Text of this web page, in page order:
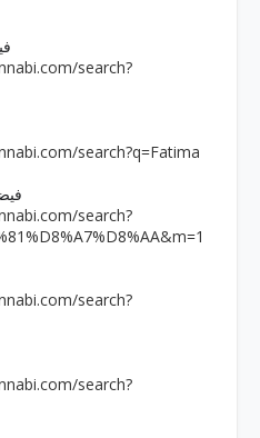
search?
search?q=Fatima
��
search?
search?
search?